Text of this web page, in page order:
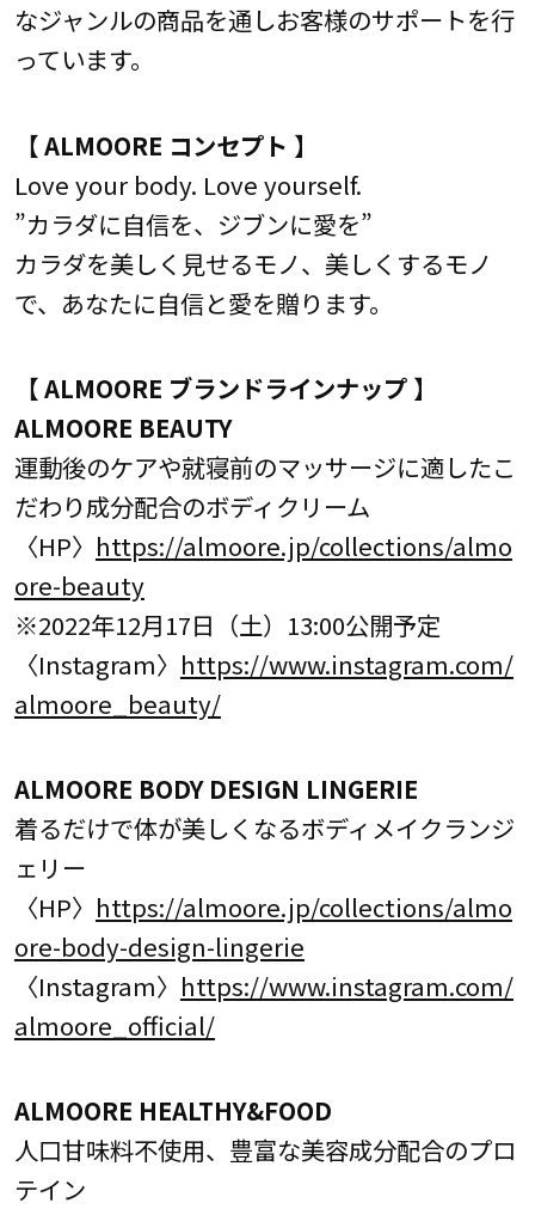
なジャンルの商品を通しお客様のサポートを行
っています。
【 ALMOORE コンセプト 】
Love your body. Love yourself.
”カラダに自信を、ジブンに愛を”
カラダを美しく見せるモノ、美しくするモノ
で、あなたに自信と愛を贈ります。
【 ALMOORE ブランドラインナップ 】
ALMOORE BEAUTY
運動後のケアや就寝前のマッサージに適したこ
だわり成分配合のボディクリーム
〈HP〉 https://almoore.jp/collections/almo
ore-beauty
※2022年12月17日（土）13:00公開予定
〈Instagram〉 https://www.instagram.com/
almoore_beauty/
ALMOORE BODY DESIGN LINGERIE
着るだけで体が美しくなるボディメイクランジ
ェリー
〈HP〉 https://almoore.jp/collections/almo
ore-body-design-lingerie
〈Instagram〉 https://www.instagram.com/
almoore_official/
ALMOORE HEALTHY&FOOD
人口甘味料不使用、豊富な美容成分配合のプロ
テイン